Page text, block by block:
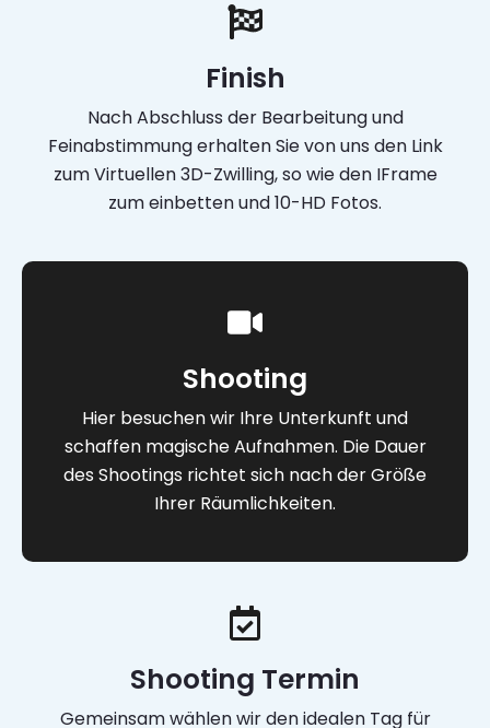
Shooting Termin
Gemeinsam wählen wir den idealen Tag für
Shooting
Hier besuchen wir Ihre Unterkunft und
schaffen magische Aufnahmen. Die Dauer
des Shootings richtet sich nach der Größe
Ihrer Räumlichkeiten.
Finish
Nach Abschluss der Bearbeitung und
Feinabstimmung erhalten Sie von uns den Link
zum Virtuellen 3D-Zwilling, so wie den IFrame
zum einbetten und 10-HD Fotos.